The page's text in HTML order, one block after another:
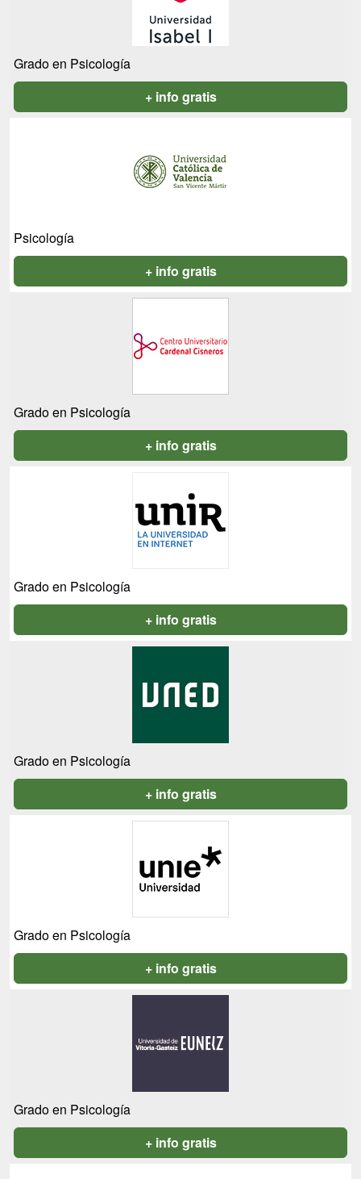
Grado en Psicología
+ info gratis
Psicología
+ info gratis
Grado en Psicología
+ info gratis
Grado en Psicología
+ info gratis
Grado en Psicología
+ info gratis
Grado en Psicología
+ info gratis
Grado en Psicología
+ info gratis